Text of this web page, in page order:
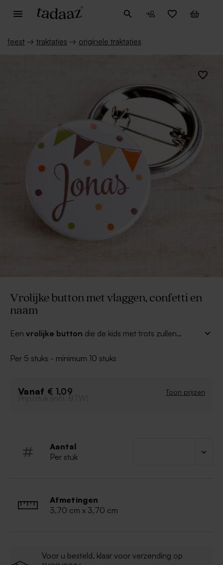
feest → traktaties → originele traktaties
Vrolijke button met vlaggen, confetti en
naam
Een vrolijke button die de kids met trots zullen
dochter uit te delen. Ideaal in combinatie met onze
Per 5 stuks - minimum 10 stuks
Vanaf € 1,09 Toon prijzen
Prijs/stuk (incl. BTW)
Aantal
Per stuk
Afmetingen
3,70 cm x 3,70 cm
Voor u besteld, klaar voor verzending op